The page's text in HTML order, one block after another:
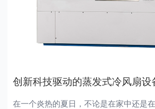
创新科技驱动的蒸发式冷风扇设
在一个炎热的夏日，不论是在家中还是